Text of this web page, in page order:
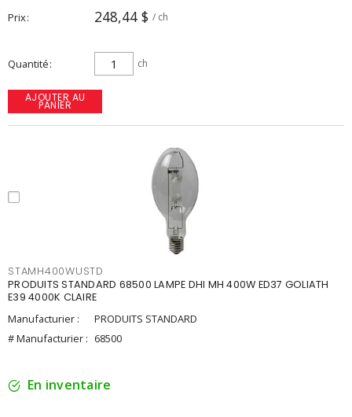
Prix 248,44 $ / ch
Quantité ch
AJOUTER AU
PANIER
STAMH400WUSTD
PRODUITS STANDARD 68500 LAMPE DHI MH 400W ED37 GOLIATH
E39 4000K CLAIRE
Manufacturier :
PRODUITS STANDARD
# Manufacturier : 68500
En inventaire